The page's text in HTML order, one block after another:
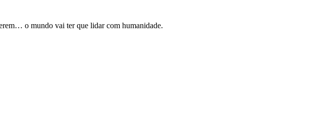
o mundo vai ter que lidar com humanidade.